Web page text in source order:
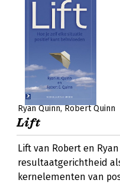
Ryan Quinn Robert Quinn
Lift
Lift van Robert en
resultaatgerichtheid
kernelementen van